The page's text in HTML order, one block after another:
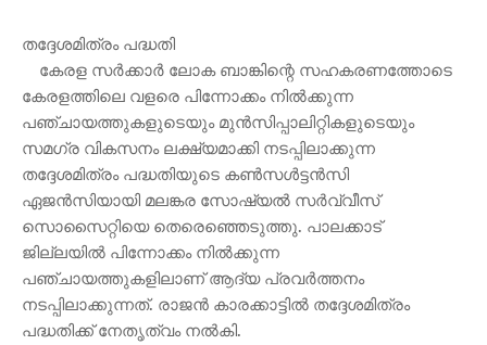
തദ്ദേശമിത്രം പദ്ധതി
കേരള സര്‍ക്കാര്‍ ലോക ബാങ്കിന്റെ സഹകരണത്തോടെ
കേരളത്തിലെ വളരെ പിന്നോക്കം നില്‍ക്കുന്ന
പഞ്ചായത്തുകളുടെയും മുന്‍സിപ്പാലിറ്റികളുടെയും
സമഗ്ര വികസനം ലക്ഷ്യമാക്കി നടപ്പിലാക്കുന്ന
തദ്ദേശമിത്രം പദ്ധതിയുടെ കണ്‍സള്‍ട്ടന്‍സി
ഏജന്‍സിയായി മലങ്കര സോഷ്യല്‍ സര്‍വ്വീസ്
സൊസൈറ്റിയെ തെരെഞ്ഞെടുത്തു. പാലക്കാട്
ജില്ലയില്‍ പിന്നോക്കം നില്‍ക്കുന്ന
പഞ്ചായത്തുകളിലാണ് ആദ്യ പ്രവര്‍ത്തനം
നടപ്പിലാക്കുന്നത്. രാജന്‍ കാരക്കാട്ടില്‍ തദ്ദേശമിത്രം
പദ്ധതിക്ക് നേതൃത്വം നല്‍കി.